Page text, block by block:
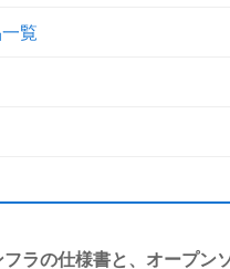
覧
ラの仕様書と、オープン